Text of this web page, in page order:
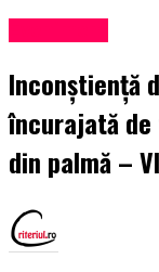
Inconştienţă
încurajată de
din palmă –